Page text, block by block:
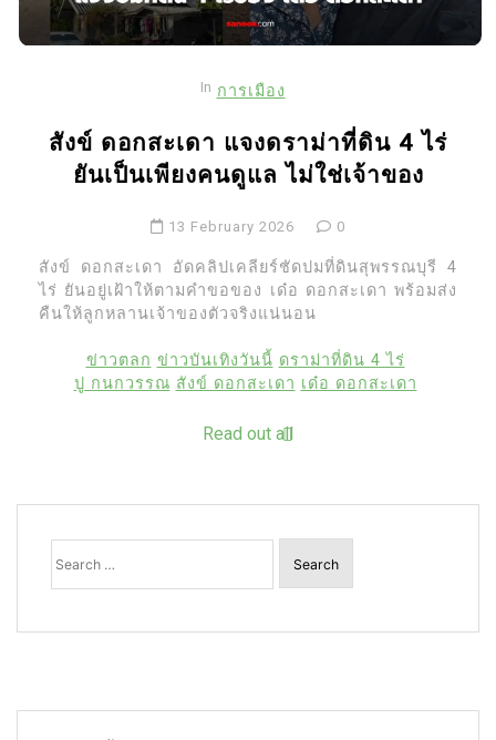
In การเมือง
สังข์ ดอกสะเดา แจงดราม่าที่ดิน 4 ไร่
ยันเป็นเพียงคนดูแล ไม่ใช่เจ้าของ
13 February 2026 0
สังข์ ดอกสะเดา อัดคลิปเคลียร์ชัดปมที่ดินสุพรรณบุรี 4
ไร่ ยันอยู่เฝ้าให้ตามคำขอของ เด๋อ ดอกสะเดา พร้อมส่ง
คืนให้ลูกหลานเจ้าของตัวจริงแน่นอน
ข่าวตลก ข่าวบันเทิงวันนี้ ดราม่าที่ดิน 4 ไร่
ปู กนกวรรณ สังข์ ดอกสะเดา เด๋อ ดอกสะเดา
Read out all
Search
for: